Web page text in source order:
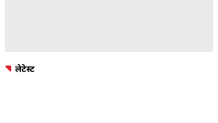
लेटेस्ट